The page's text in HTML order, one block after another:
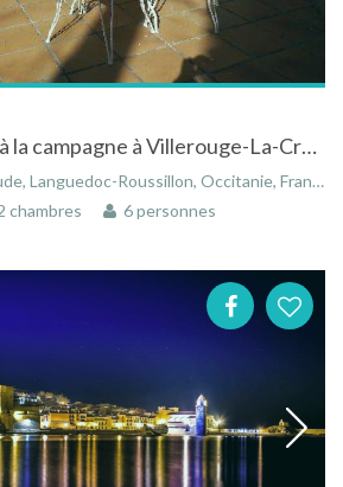
Maison de Noellie à la campagne à Villerouge-La-Crèmade dans l'Aude dans le Languedoc-Roussillon
Languedoc-Roussillon, Occitanie, France
chambres 6 personnes